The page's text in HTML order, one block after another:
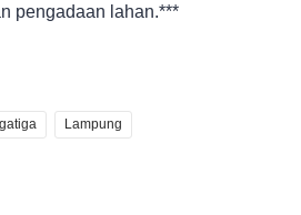
pengadaan lahan.***
Lampung